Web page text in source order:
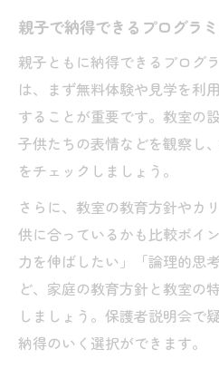
中央区で人気のプロ
子供が通いたくな
雰囲気
プログラミング教
秘密
の特徴
プログラミング好きな子
プログラミング教
徴とは
楽しい学びを引き出
親子で納得できるプログラ
親子ともに納得できるプログ
は、まず無料体験や見学を利
することが重要です。教室の
子供たちの表情などを観察し
をチェックしましょう。
さらに、教室の教育方針やカ
供に合っているかも比較ポイ
力を伸ばしたい」「論理的思
ど、家庭の教育方針と教室の
しましょう。保護者説明会で
納得のいく選択ができます。